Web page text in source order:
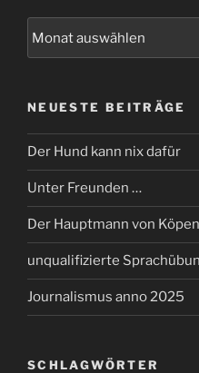
NEUESTE BEITRÄGE
Der Hund kann nix dafür
Unter Freunden …
Der Hauptmann von
unqualifizierte
Journalismus anno 2025
SCHLAGWÖRTER